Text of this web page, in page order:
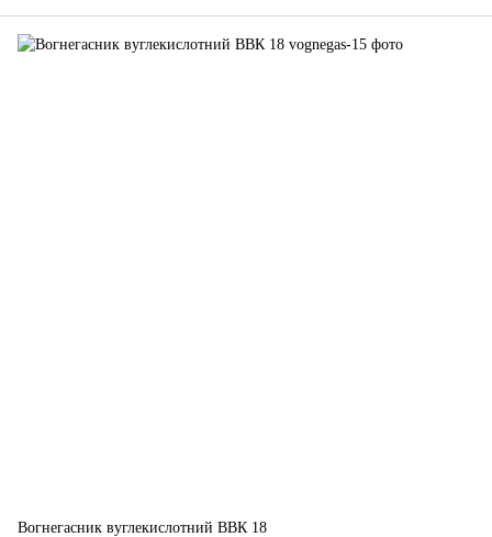
Вогнегасник вуглекислотний ВВК 18